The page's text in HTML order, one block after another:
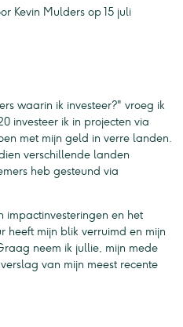
Kevin Mulders op 15 juli
waarin ik investeer?" vroeg ik
investeer ik in projecten via
met mijn geld in verre landen.
verschillende landen
heb gesteund via
impactinvesteringen en het
heeft mijn blik verruimd en mijn
neem ik jullie, mijn mede
van mijn meest recente